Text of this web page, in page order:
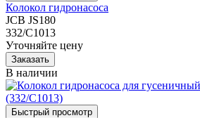
Колокол гидронасоса
JCB JS180
332/С1013
Уточняйте цену
В наличии